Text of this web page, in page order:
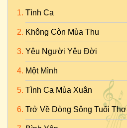
Tình Ca
Không Còn Mùa Thu
Yêu Người Yêu Đời
Một Mình
Tình Ca Mùa Xuân
Trở Về Dòng Sông Tuổi Thơ